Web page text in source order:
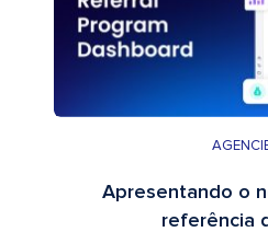
Apresentando o
referência